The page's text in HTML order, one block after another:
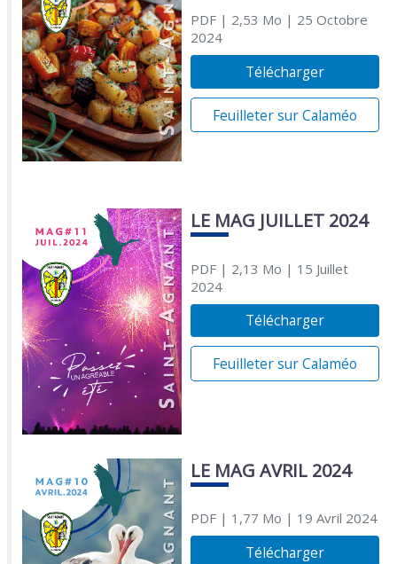
PDF| 2,53 Mo | 25 Octobre
2024
Télécharger
Feuilleter sur Calaméo
LE MAG JUILLET 2024
PDF| 2,13 Mo | 15 Juillet
2024
Télécharger
Feuilleter sur Calaméo
LE MAG AVRIL 2024
PDF| 1,77 Mo | 19 Avril 2024
Télécharger